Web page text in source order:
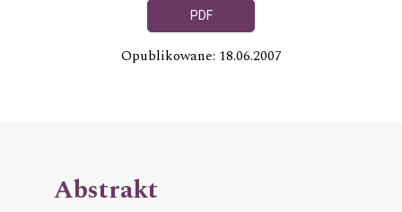
PDF
Opublikowane: 18.06.2007
Abstrakt